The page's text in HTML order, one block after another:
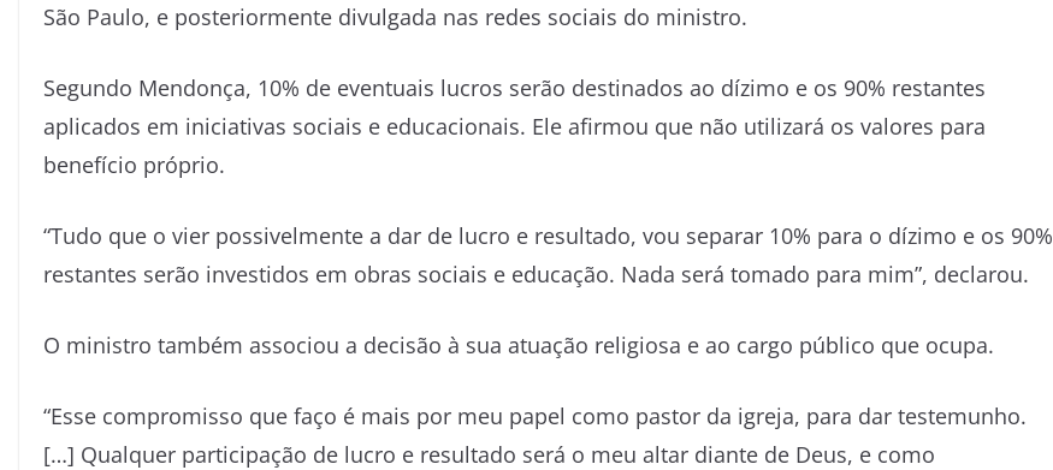
São Paulo, e posteriormente divulgada nas redes sociais do ministro.
Segundo Mendonça, 10% de eventuais lucros serão destinados ao dízimo e os 90% restantes
aplicados em iniciativas sociais e educacionais. Ele afirmou que não utilizará os valores para
benefício próprio.
“Tudo que o vier possivelmente a dar de lucro e resultado, vou separar 10% para o dízimo e os 90%
restantes serão investidos em obras sociais e educação. Nada será tomado para mim”, declarou.
O ministro também associou a decisão à sua atuação religiosa e ao cargo público que ocupa.
“Esse compromisso que faço é mais por meu papel como pastor da igreja, para dar testemunho.
[…] Qualquer participação de lucro e resultado será o meu altar diante de Deus, e como